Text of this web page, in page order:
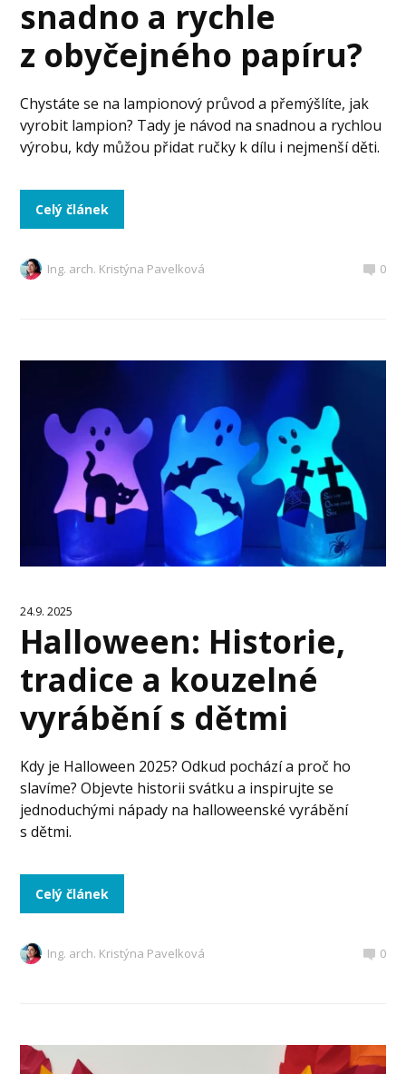
snadno a rychle
z obyčejného papíru?
Chystáte se na lampionový průvod a přemýšlíte, jak
vyrobit lampion? Tady je návod na snadnou a rychlou
výrobu, kdy můžou přidat ručky k dílu i nejmenší děti.
Celý článek
Ing. arch. Kristýna Pavelková 0
24.9. 2025
Halloween: Historie,
tradice a kouzelné
vyrábění s dětmi
Kdy je Halloween 2025? Odkud pochází a proč ho
slavíme? Objevte historii svátku a inspirujte se
jednoduchými nápady na halloweenské vyrábění
s dětmi.
Celý článek
Ing. arch. Kristýna Pavelková 0